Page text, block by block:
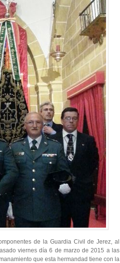
de la Guardia Civil de Jerez, al
viernes día 6 de marzo de 2015 a las
que esta hermandad tiene con la